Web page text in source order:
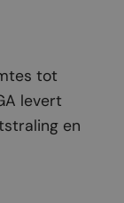
tot
levert
en